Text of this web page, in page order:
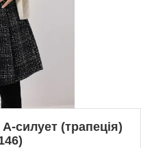
силует (трапеція)